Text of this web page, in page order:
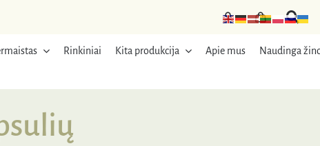
Rinkiniai Kita produkcija Apie mus
Naudinga